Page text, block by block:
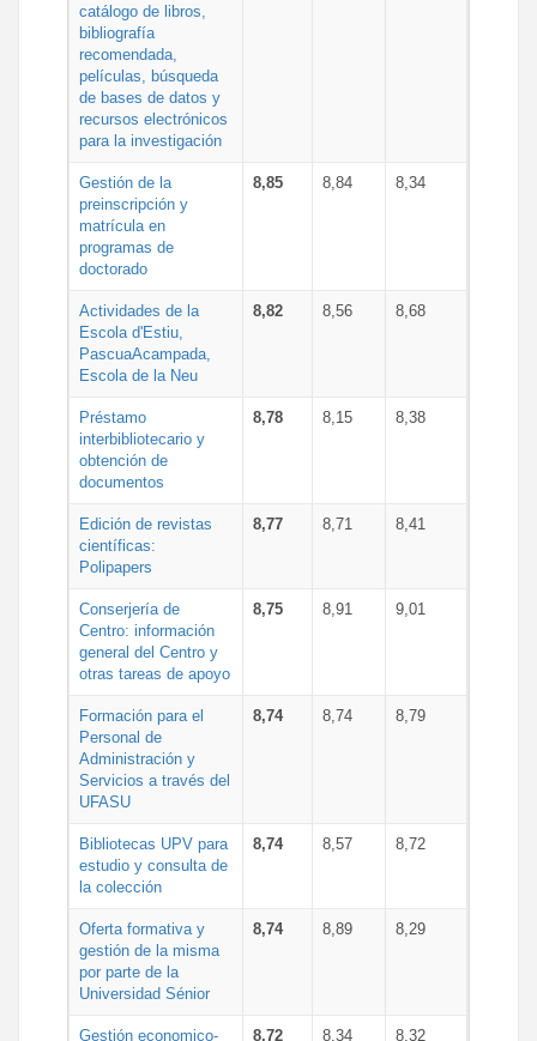
catálogo de libros,
bibliografía
recomendada,
películas, búsqueda
de bases de datos y
recursos electrónicos
para la investigación
Gestión de la
preinscripción y
matrícula en
programas de
doctorado
8,85 8,84 8,34
Actividades de la
Escola d'Estiu,
PascuaAcampada,
Escola de la Neu
8,82 8,56 8,68
Préstamo
interbibliotecario y
obtención de
documentos
8,78 8,15 8,38
Edición de revistas
científicas:
Polipapers
8,77 8,71 8,41
Conserjería de
Centro: información
general del Centro y
otras tareas de apoyo
8,75 8,91 9,01
Formación para el
Personal de
Administración y
Servicios a través del
UFASU
8,74 8,74 8,79
Bibliotecas UPV para
estudio y consulta de
la colección
8,74 8,57 8,72
Oferta formativa y
gestión de la misma
por parte de la
Universidad Sénior
8,74 8,89 8,29
Gestión economico- 8,72 8,34 8,32